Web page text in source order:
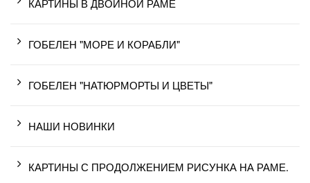
КАРТИНЫ В ДВОЙНОЙ РАМЕ
ГОБЕЛЕН "МОРЕ И КОРАБЛИ"
ГОБЕЛЕН "НАТЮРМОРТЫ И ЦВЕТЫ"
НАШИ НОВИНКИ
КАРТИНЫ С ПРОДОЛЖЕНИЕМ РИСУНКА НА РАМЕ.